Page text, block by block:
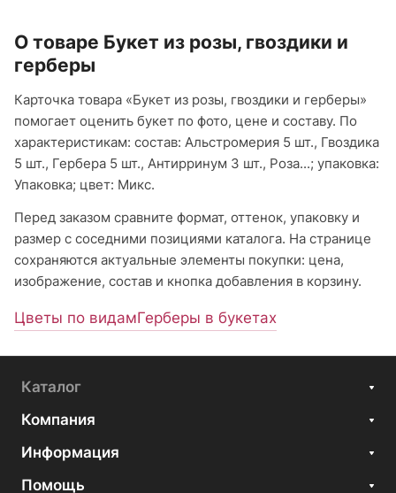
О товаре Букет из розы, гвоздики и
герберы
Карточка товара «Букет из розы, гвоздики и герберы»
помогает оценить букет по фото, цене и составу. По
характеристикам: состав: Альстромерия 5 шт., Гвоздика
5 шт., Гербера 5 шт., Антирринум 3 шт., Роза...; упаковка:
Упаковка; цвет: Микс.
Перед заказом сравните формат, оттенок, упаковку и
размер с соседними позициями каталога. На странице
сохраняются актуальные элементы покупки: цена,
изображение, состав и кнопка добавления в корзину.
Цветы по видамГерберы в букетах
Каталог
Компания
Информация
Помощь